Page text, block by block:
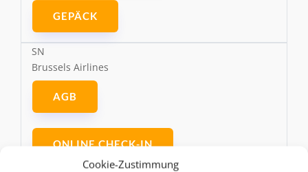
Cookie-Zustimmung
GEPÄCK
SN
Brussels Airlines
AGB
ONLINE CHECK-IN